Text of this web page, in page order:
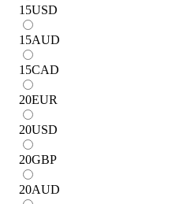
15USD
15AUD
15CAD
20EUR
20USD
20GBP
20AUD